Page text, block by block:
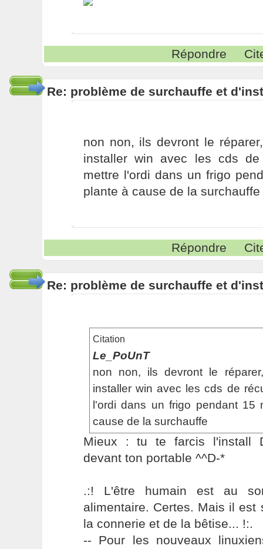
Répondre
Re: problème de surchauffe et
non non, ils devront le
installer win avec les cds
mettre l'ordi dans un frigo
plante à cause de la surchauffe
Répondre
Re: problème de surchauffe et
Citation
Le_PoUnT
non non, ils devront le
installer win avec les cds de
l'ordi dans un frigo pendant 15
cause de la surchauffe
Mieux : tu te farcis l'install
devant ton portable ^^D-*
.:! L'être humain est au
alimentaire. Certes. Mais il est
la connerie et de la bêtise... !:.
-- Pour les nouveaux